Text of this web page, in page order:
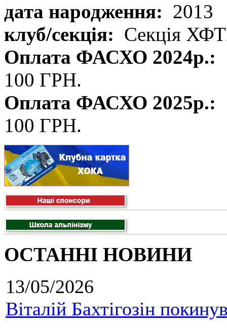
дата народження: 2013
клуб/секція: Секція
Оплата ФАСХО 2024р.:
100 ГРН.
Оплата ФАСХО 2025р.:
100 ГРН.
ОСТАННІ НОВИНИ
13/05/2026
Віталій Бахтігозін